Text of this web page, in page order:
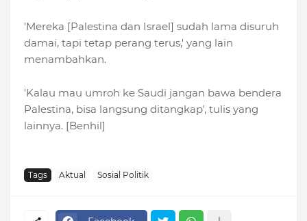
'Mereka [Palestina dan Israel] sudah lama disuruh
damai, tapi tetap perang terus,' yang lain
menambahkan.
'Kalau mau umroh ke Saudi jangan bawa bendera
Palestina, bisa langsung ditangkap', tulis yang
lainnya. [Benhil]
Tags Aktual Sosial Politik